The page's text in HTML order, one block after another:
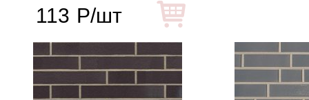
113 Р/шт